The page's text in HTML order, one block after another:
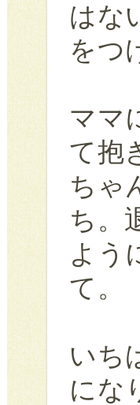
はな
をつ
ママ
て抱
ちゃ
ち。
よう
て。
いち
にな